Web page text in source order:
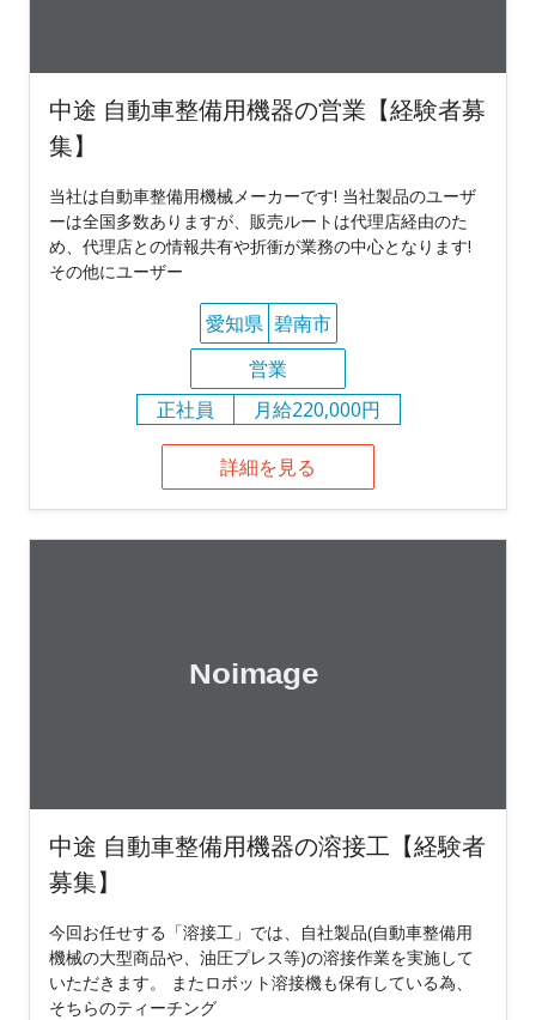
中途 自動車整備用機器の営業【経験者募
集】
当社は自動車整備用機械メーカーです! 当社製品のユーザ
ーは全国多数ありますが、販売ルートは代理店経由のた
め、代理店との情報共有や折衝が業務の中心となります!
その他にユーザー
愛知県 碧南市
営業
正社員
月給220,000円
詳細を見る
中途 自動車整備用機器の溶接工【経験者
募集】
今回お任せする「溶接工」では、自社製品(自動車整備用
機械の大型商品や、油圧プレス等)の溶接作業を実施して
いただきます。 またロボット溶接機も保有している為、
そちらのティーチング